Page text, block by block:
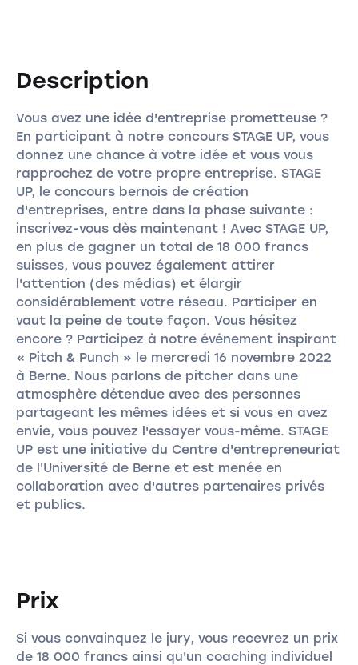
Description
Vous avez une idée d'entreprise prometteuse ?
En participant à notre concours STAGE UP, vous
donnez une chance à votre idée et vous vous
rapprochez de votre propre entreprise. STAGE
UP, le concours bernois de création
d'entreprises, entre dans la phase suivante :
inscrivez-vous dès maintenant ! Avec STAGE UP,
en plus de gagner un total de 18 000 francs
suisses, vous pouvez également attirer
l'attention (des médias) et élargir
considérablement votre réseau. Participer en
vaut la peine de toute façon. Vous hésitez
encore ? Participez à notre événement inspirant
« Pitch & Punch » le mercredi 16 novembre 2022
à Berne. Nous parlons de pitcher dans une
atmosphère détendue avec des personnes
partageant les mêmes idées et si vous en avez
envie, vous pouvez l'essayer vous-même. STAGE
UP est une initiative du Centre d'entrepreneuriat
de l'Université de Berne et est menée en
collaboration avec d'autres partenaires privés
et publics.
Prix
Si vous convainquez le jury, vous recevrez un prix
de 18 000 francs ainsi qu'un coaching individuel